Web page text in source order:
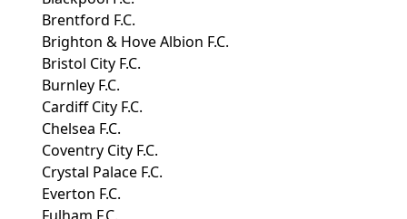
Brentford F.C.
Brighton & Hove Albion F.C.
Bristol City F.C.
Burnley F.C.
Cardiff City F.C.
Chelsea F.C.
Coventry City F.C.
Crystal Palace F.C.
Everton F.C.